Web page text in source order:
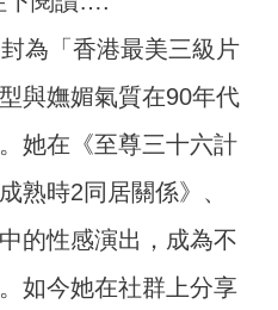
為「香港最美三級片
與嫵媚氣質在90年代
她在《至尊三十六計
熟時2同居關係》、
的性感演出，成為不
如今她在社群上分享